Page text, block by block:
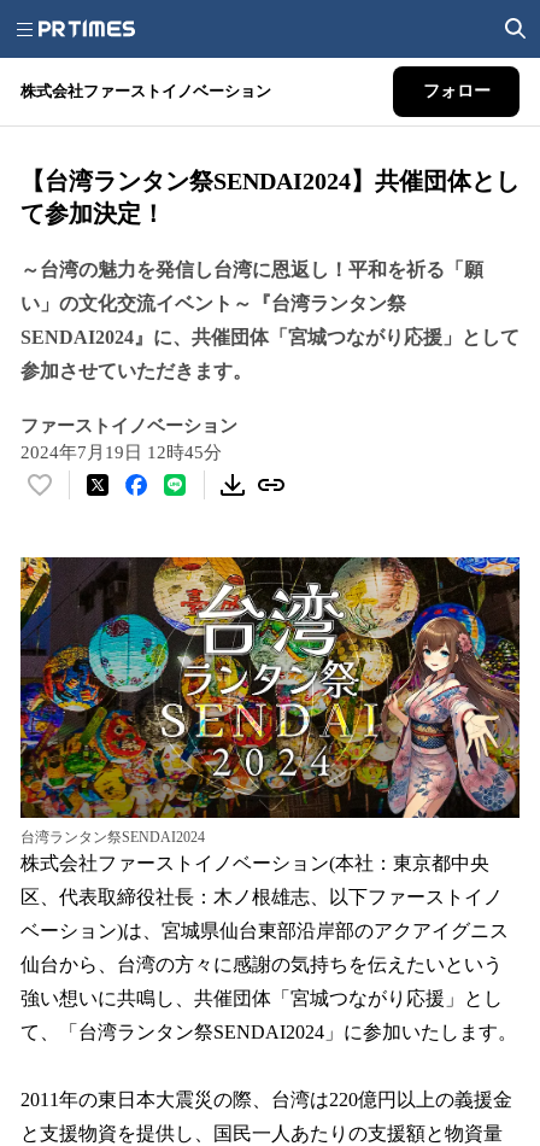
株式会社ファーストイノベーション フォロー
【台湾ランタン祭SENDAI2024】共催団体とし
て参加決定！
～台湾の魅力を発信し台湾に恩返し！平和を祈る「願
い」の文化交流イベント～『台湾ランタン祭
SENDAI2024』に、共催団体「宮城つながり応援」として
参加させていただきます。
ファーストイノベーション
2024年7月19日 12時45分
い
！
数
を
読
み
込
み
中
で
す
台湾ランタン祭SENDAI2024
株式会社ファーストイノベーション(本社：東京都中央
区、代表取締役社長：木ノ根雄志、以下ファーストイノ
ベーション)は、宮城県仙台東部沿岸部のアクアイグニス
仙台から、台湾の方々に感謝の気持ちを伝えたいという
強い想いに共鳴し、共催団体「宮城つながり応援」とし
て、「台湾ランタン祭SENDAI2024」に参加いたします。
2011年の東日本大震災の際、台湾は220億円以上の義援金
と支援物資を提供し、国民一人あたりの支援額と物資量